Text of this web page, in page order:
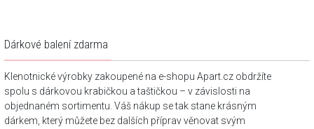
Dárkové balení zdarma
Klenotnické výrobky zakoupené na e-shopu Apart.cz obdržíte
spolu s dárkovou krabičkou a taštičkou – v závislosti na
objednaném sortimentu. Váš nákup se tak stane krásným
dárkem, který můžete bez dalších příprav věnovat svým